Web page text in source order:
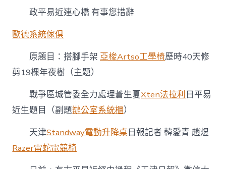
天
系
統
剪
19
政平易近連心橋 有事您措辭
歐德系統傢俱
原題目：搭腳手架亞梭Artso工學椅歷時40天修
剪19棵年夜樹（主題）
戰爭區城管委全力處理蒼生夏Xten法拉利 日平易
近生題目（副題辦公室系統櫃）
天津Standway電動升降桌日報記者 韓愛青 趙煜
Razer雷蛇電競椅